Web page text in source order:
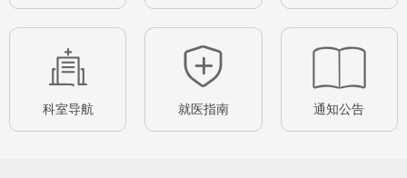
《小梁切除联合周边虹膜嵌顿治疗闭角性青光眼》、《影响青少年近视非接触眼
压测定的因素及误差分析》、《前房型HAD植入治疗难治性青光眼的疗效观察》
科室导航 就医指南 通知公告